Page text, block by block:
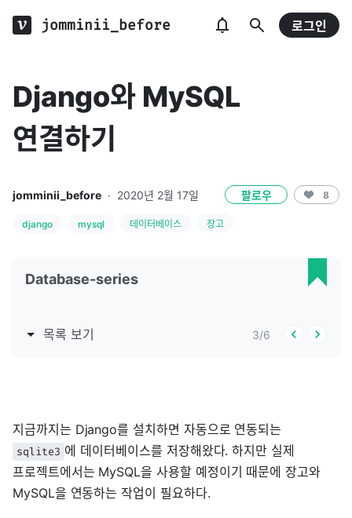
jomminii_before 로그인
Django와 MySQL
연결하기
jomminii_before · 2020년 2월 17일 팔로우 8
django mysql 데이터베이스 장고
Database-series
목록 보기 3/6
지금까지는 Django를 설치하면 자동으로 연동되는
sqlite3 에 데이터베이스를 저장해왔다. 하지만 실제
프로젝트에서는 MySQL을 사용할 예정이기 때문에 장고와
MySQL을 연동하는 작업이 필요하다.